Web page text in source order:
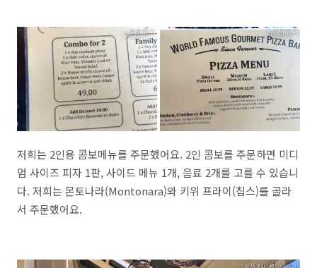
저희는 2인용 콤보메뉴를 주문했어요. 2인 콤보를 주문하면 미디
엄 사이즈 피자 1판, 사이드 메뉴 1개, 음료 2개를 고를 수 있습니
다. 저희는 몬토나라(Montonara)와 키위 프라이(칩스)를 골라
서 주문했어요.